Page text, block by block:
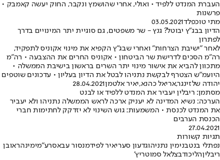
העברת המנדט ללפיד • ואולי, אחרי שהושמץ ונקבר, החוק יעשה קאמבק •
פרשנות
מתי טוכפלד03.05.2021
הדיון בבג"ץ יבוטל? גנץ - שר משפטים, גם סוגיית יתר המינויים בדרך
לפתרון
לאחר "ישיבת הצרחות" ואחרי שבג"ץ הקפיא את מינוי אקוניס לתפקיד,
רה"מ הסכים לדרישת שר הביטחון • אקוניס החרים את ההצבעה • רה"מ
מתכוון להביא את אישור מינוי יתר השרים בראשון בישיבת הממשלה •
היועמ"ש הצטרף לבקשת נתניהו לבטל את הדיון בעליון • עדכונים שוטפים
יהודה שלזינגר,אריאל כהנא,יאיר אלטמן28.04.2021
מסתמן: ריבלין יעביר את המנדט ללפיד או לבנט
הערכה: נשיא המדינה לא יעניק ארכה לראש הממשלה נתניהו ולא יעביר
את המנדט לכנסת • המשמעות: גוש השינוי לא יזדקק לחתימות חברי
הכנסת הערבים
27.04.2021
תגיות קשורות
נפתלי בנטבנימין נתניהוגדעון סעריאיר לפידמנסור עבאסרע"מימינהראובן
ריבליןהליכודבצלאל סמוטריץ'